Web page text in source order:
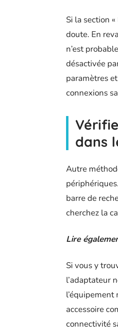
Si la section
doute. En
n’est
désactivée
paramètres
connexions
dans
Autre
barre de
cherchez la
Lire
Si vous y
l’adaptateur
l’équipement
accessoire
connectivité